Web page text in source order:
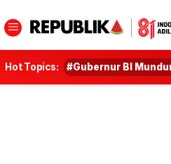
Hot Topics: #Gubernur BI